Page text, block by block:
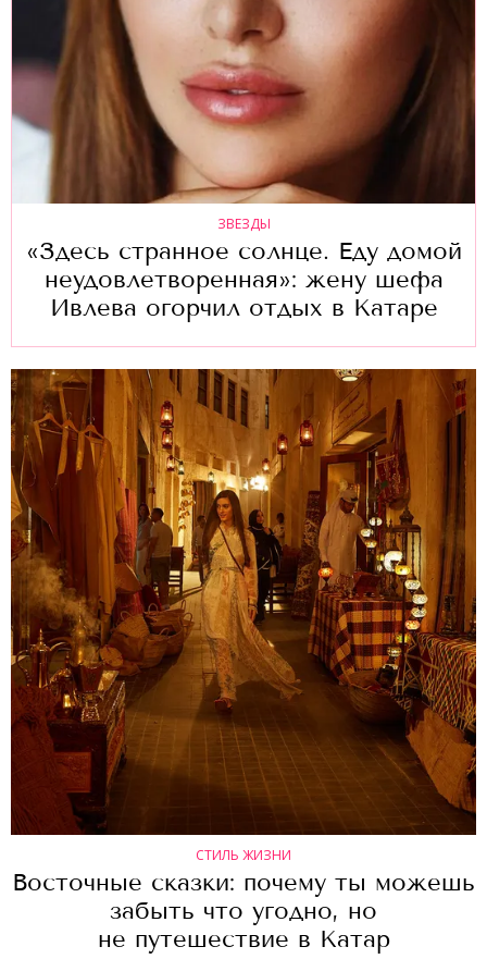
ЗВЕЗДЫ
«Здесь странное солнце. Еду домой
неудовлетворенная»: жену шефа
Ивлева огорчил отдых в Катаре
СТИЛЬ ЖИЗНИ
Восточные сказки: почему ты можешь
забыть что угодно, но
не путешествие в Катар